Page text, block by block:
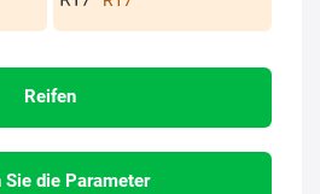
Reifen
Sie die Parameter